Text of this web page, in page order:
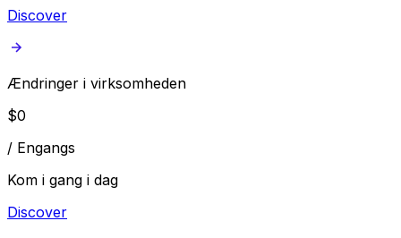
Discover
Ændringer i virksomheden
$0
/ Engangs
Kom i gang i dag
Discover